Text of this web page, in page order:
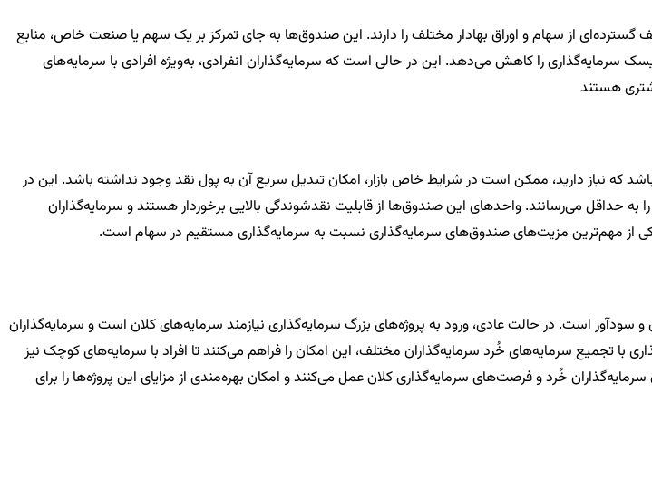
گسترده‌ای از سهام و اوراق بهادار مختلف را دارند. این صندوق‌ها به جای تمرکز بر یک سهم یا صنعت خاص، منابع
را کاهش می‌دهد. این در حالی است که سرمایه‌گذاران انفرادی، به‌ویژه افرادی با سرمایه‌های
هستند
نیاز دارید، ممکن است در شرایط خاص بازار، امکان تبدیل سریع آن به پول نقد وجود نداشته باشد. این در
حداقل می‌رسانند. واحدهای این صندوق‌ها از قابلیت نقدشوندگی بالایی برخوردار هستند و سرمایه‌گذاران
یکی از مهم‌ترین مزیت‌های صندوق‌های سرمایه‌گذاری نسبت به سرمایه‌گذاری مستقیم در سهام است.
است. در حالت عادی، ورود به پروژه‌های بزرگ سرمایه‌گذاری نیازمند سرمایه‌های کلان است و سرمایه‌گذاران
با تجمیع سرمایه‌های خُرد سرمایه‌گذاران مختلف، این امکان را فراهم می‌کنند تا افراد با سرمایه‌های کوچک نیز
خُرد و فرصت‌های سرمایه‌گذاری کلان عمل می‌کنند و امکان بهره‌مندی از مزایای این پروژه‌ها را برای